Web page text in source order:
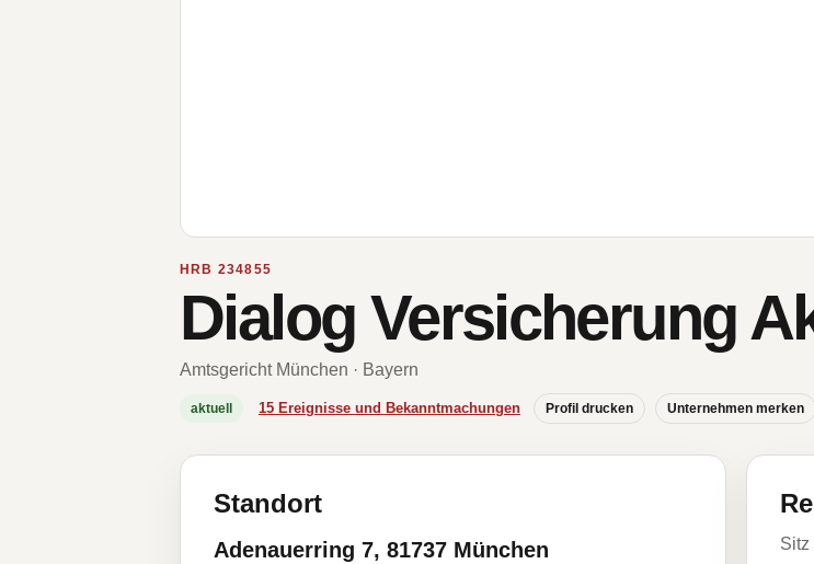
HRB 234855
Dialog Versicherung
Amtsgericht München · Bayern
aktuell 15 Ereignisse und Bekanntmachungen Profil drucken Unternehmen merken
Standort
Adenauerring 7, 81737 München Sitz